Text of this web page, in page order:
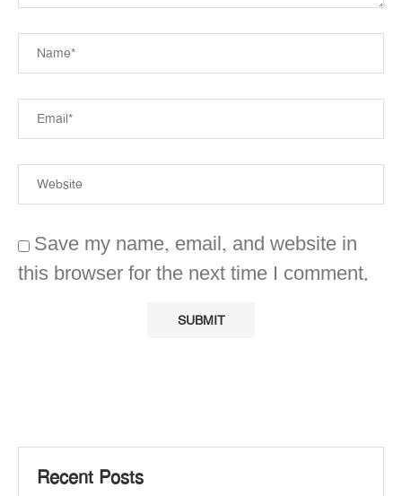
Save my name, email, and website in
this browser for the next time I comment.
Recent Posts